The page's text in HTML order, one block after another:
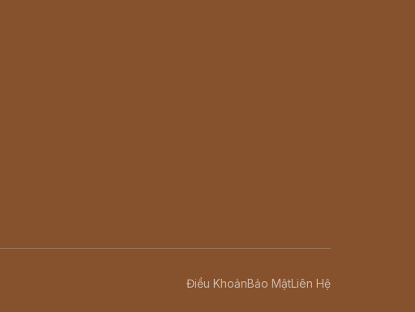
Điều KhoảnBảo MậtLiên Hệ